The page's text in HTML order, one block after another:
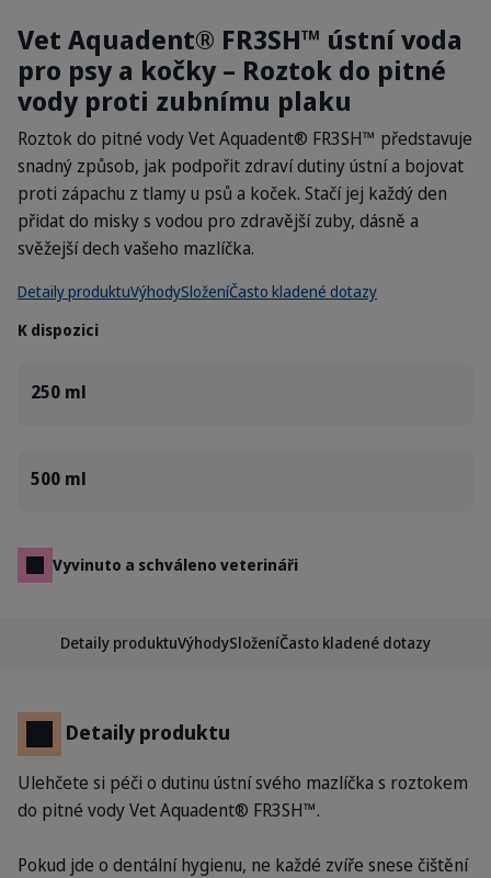
Vet Aquadent® FR3SH™ ústní voda
pro psy a kočky – Roztok do pitné
vody proti zubnímu plaku
Roztok do pitné vody Vet Aquadent® FR3SH™ představuje
snadný způsob, jak podpořit zdraví dutiny ústní a bojovat
proti zápachu z tlamy u psů a koček. Stačí jej každý den
přidat do misky s vodou pro zdravější zuby, dásně a
svěžejší dech vašeho mazlíčka.
Detaily produktuVýhodySloženíČasto kladené dotazy
K dispozici
250 ml
500 ml
Vyvinuto a schváleno veterináři
Detaily produktuVýhodySloženíČasto kladené dotazy
Detaily produktu
Ulehčete si péči o dutinu ústní svého mazlíčka s roztokem
do pitné vody Vet Aquadent® FR3SH™.
Pokud jde o dentální hygienu, ne každé zvíře snese čištění